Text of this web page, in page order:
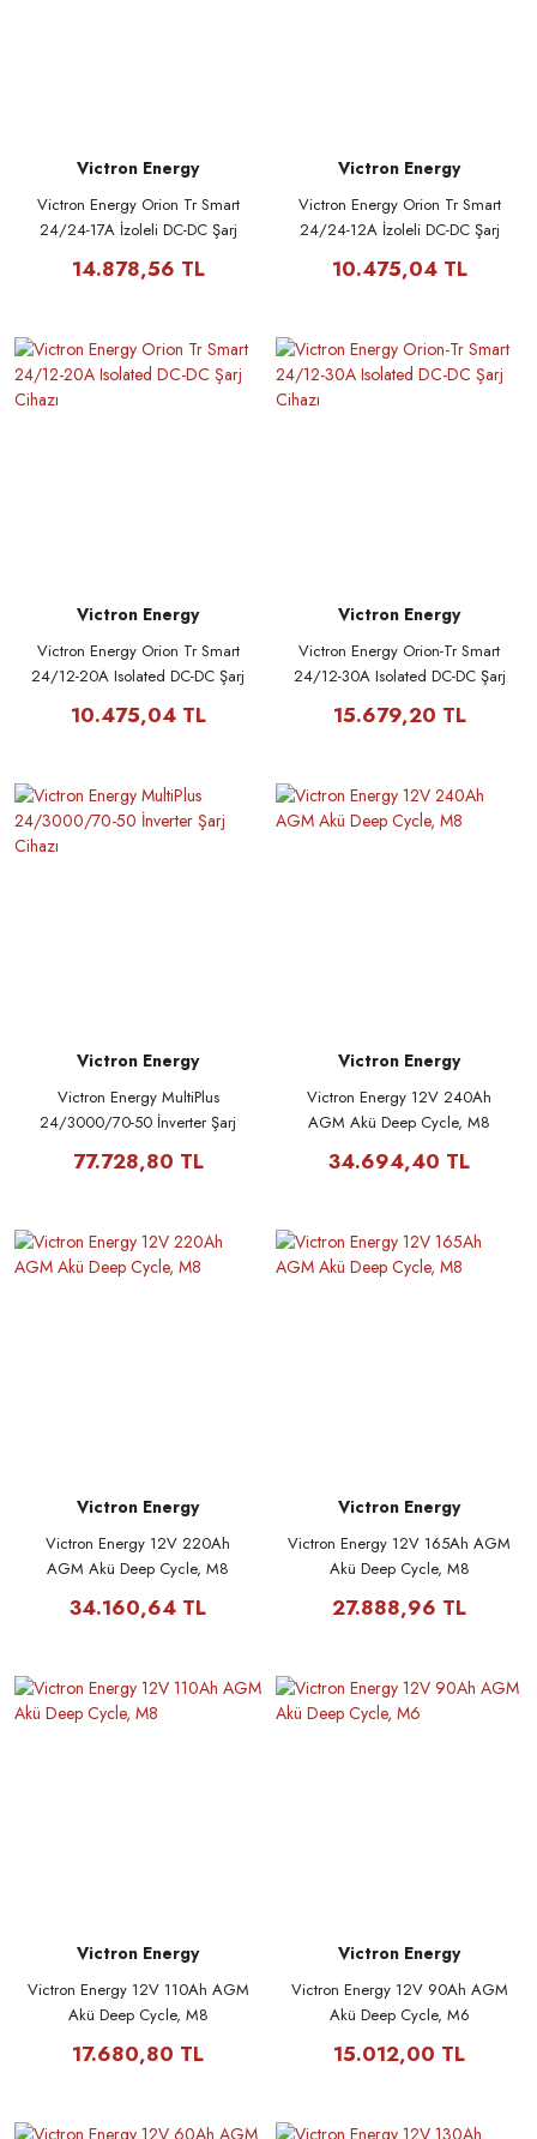
Victron Energy
Victron Energy Orion Tr Smart
24/24-17A İzoleli DC-DC Şarj
14.878,56 TL
Victron Energy
Victron Energy Orion Tr Smart
24/24-12A İzoleli DC-DC Şarj
10.475,04 TL
Victron Energy
Victron Energy Orion Tr Smart
24/12-20A Isolated DC-DC Şarj
10.475,04 TL
Victron Energy
Victron Energy Orion-Tr Smart
24/12-30A Isolated DC-DC Şarj
15.679,20 TL
Victron Energy
Victron Energy MultiPlus
24/3000/70-50 İnverter Şarj
77.728,80 TL
Victron Energy
Victron Energy 12V 240Ah
AGM Akü Deep Cycle, M8
34.694,40 TL
Victron Energy
Victron Energy 12V 220Ah
AGM Akü Deep Cycle, M8
34.160,64 TL
Victron Energy
Victron Energy 12V 165Ah AGM
Akü Deep Cycle, M8
27.888,96 TL
Victron Energy
Victron Energy 12V 110Ah AGM
Akü Deep Cycle, M8
17.680,80 TL
Victron Energy
Victron Energy 12V 90Ah AGM
Akü Deep Cycle, M6
15.012,00 TL